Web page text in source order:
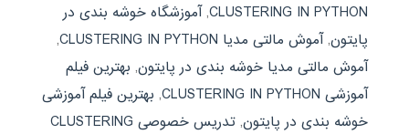
CLUSTERING IN PYTHON
,آموزشگاه خوشه بندی در
پایتون,آموش مالتی مدیا CLUSTERING IN PYTHON
,
آموش مالتی مدیا خوشه بندی در پایتون, بهترین فیلم
آموزشی CLUSTERING IN PYTHON
, بهترین فیلم آموزشی
خوشه بندی در پایتون,
تدریس خصوصی CLUSTERING